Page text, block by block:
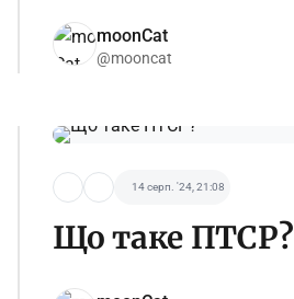
moonCat
@mooncat
14 серп. '24, 21:08
Що таке ПТСР?